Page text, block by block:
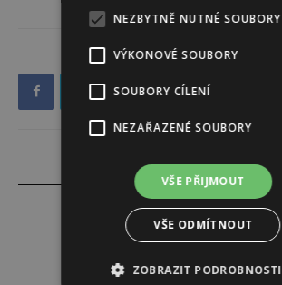
01275183944
NEZBYTNĚ NUTNÉ SOUBORY
VÝKONOVÉ SOUBORY
SOUBORY CÍLENÍ
NEZAŘAZENÉ SOUBORY
VŠE PŘIJMOUT
VŠE ODMÍTNOUT
ZOBRAZIT PODROBNOSTI